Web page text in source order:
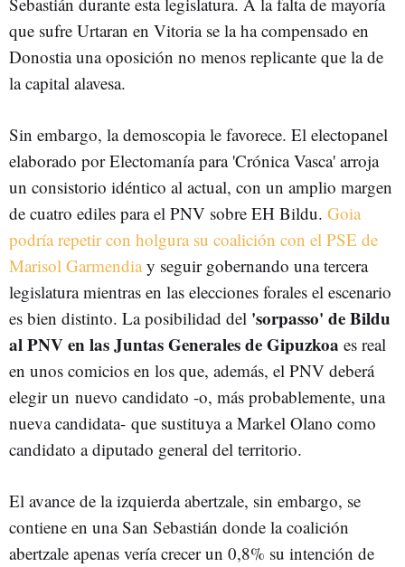
que sufre Urtaran en Vitoria se la ha compensado en
Donostia una oposición no menos replicante que la de
la capital alavesa.
Sin embargo, la demoscopia le favorece. El electopanel
elaborado por Electomanía para 'Crónica Vasca' arroja
un consistorio idéntico al actual, con un amplio margen
de cuatro ediles para el PNV sobre EH Bildu. Goia
podría repetir con holgura su coalición con el PSE de
Marisol Garmendiay seguir gobernando una tercera
legislatura mientras en las elecciones forales el escenario
es bien distinto. La posibilidad del 'sorpasso' de Bildu
al PNV en las Juntas Generales de Gipuzkoa es real
en unos comicios en los que, además, el PNV deberá
elegir un nuevo candidato -o, más probablemente, una
nueva candidata- que sustituya a Markel Olano como
candidato a diputado general del territorio.
El avance de la izquierda abertzale, sin embargo, se
contiene en una San Sebastián donde la coalición
abertzale apenas vería crecer un 0,8% su intención de